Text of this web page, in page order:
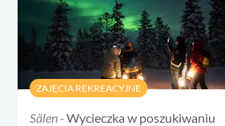
ZAJĘCIA REKREACYJNE
Sälen -Wycieczka w poszukiwaniu